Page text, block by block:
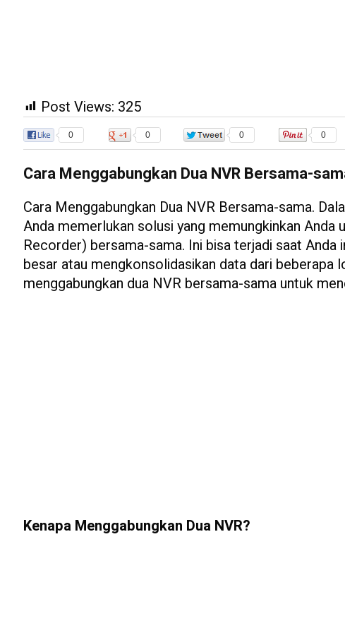
Post Views: 325
0 0 0 0
Cara Menggabungkan Dua NVR Bersama-
Cara Menggabungkan Dua NVR Bersama-sama.
Anda memerlukan solusi yang memungkinkan
Recorder) bersama-sama. Ini bisa terjadi saat
besar atau mengkonsolidasikan data dari beberapa
menggabungkan dua NVR bersama-sama untuk
Kenapa Menggabungkan Dua NVR?